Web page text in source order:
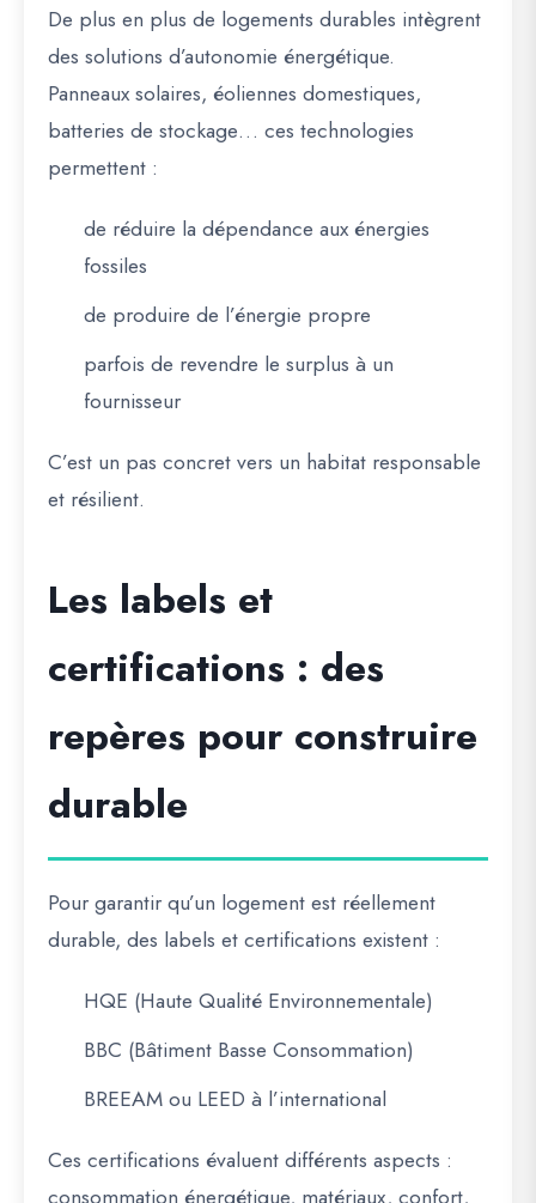
De plus en plus de logements durables intègrent
des solutions d’autonomie énergétique.
Panneaux solaires, éoliennes domestiques,
batteries de stockage… ces technologies
permettent :
de réduire la dépendance aux énergies
fossiles
de produire de l’énergie propre
parfois de revendre le surplus à un
fournisseur
C’est un pas concret vers un habitat responsable
et résilient.
Les labels et
certifications : des
repères pour construire
durable
Pour garantir qu’un logement est réellement
durable, des labels et certifications existent :
HQE (Haute Qualité Environnementale)
BBC (Bâtiment Basse Consommation)
BREEAM ou LEED à l’international
Ces certifications évaluent différents aspects :